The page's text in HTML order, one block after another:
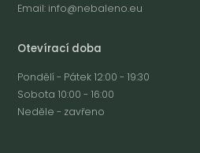
Email: info@nebaleno.eu
Otevírací doba
Pondělí - Pátek 12:00 - 19:30
Sobota 10:00 - 16:00
Neděle - zavřeno